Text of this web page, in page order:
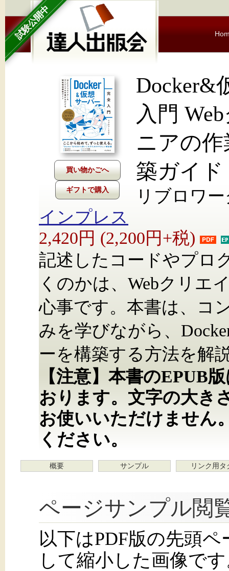
試験公開中
ギフトで購入
Docker&
入門
ニアの
築ガイド
リブロワ
インプレス
2,420円 (2,200円+税)
記述したコードやプロ
くのかは、Webクリエ
心事です。本書は、コ
みを学びながら、
ーを構築する方法を解
【注意】本書のEPUB
おります。文字の大き
お使いいただけません
ください。
概要 サンプル リンク用タ
ページサンプル閲
以下はPDF版の先頭
して縮小した画像で